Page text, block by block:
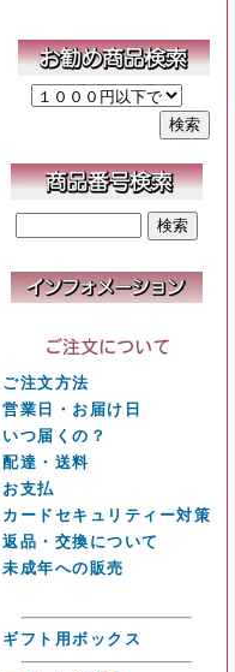
ご注文方法
営業日・お届け日
いつ届くの？
配達・送料
お支払
カードセキュリティー対策
返品・交換について
未成年への販売
ギフト用ボックス